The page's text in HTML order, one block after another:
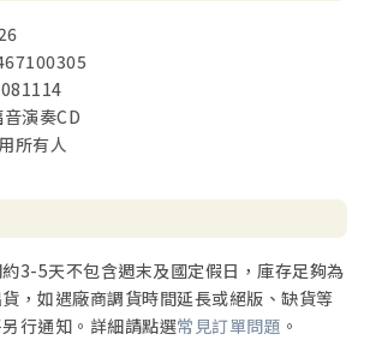
演奏CD
所有人
3-5天不包含週末及國定假日，庫存足夠為
，如遇廠商調貨時間延長或絕版、缺貨等
行通知。詳細請點選常見訂單問題 。